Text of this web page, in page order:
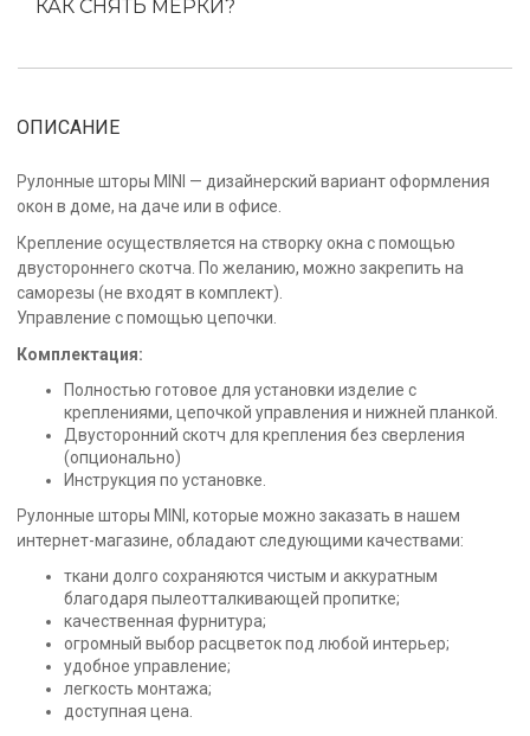
КАК СНЯТЬ МЕРКИ?
ОПИСАНИЕ
Рулонные шторы MINI — дизайнерский вариант оформления
окон в доме, на даче или в офисе.
Крепление осуществляется на створку окна с помощью
двустороннего скотча. По желанию, можно закрепить на
саморезы (не входят в комплект).
Управление с помощью цепочки.
Комплектация:
Полностью готовое для установки изделие с
креплениями, цепочкой управления и нижней планкой.
Двусторонний скотч для крепления без сверления
(опционально)
Инструкция по установке.
Рулонные шторы MINI, которые можно заказать в нашем
интернет-магазине, обладают следующими качествами:
ткани долго сохраняются чистым и аккуратным
благодаря пылеотталкивающей пропитке;
качественная фурнитура;
огромный выбор расцветок под любой интерьер;
удобное управление;
легкость монтажа;
доступная цена.